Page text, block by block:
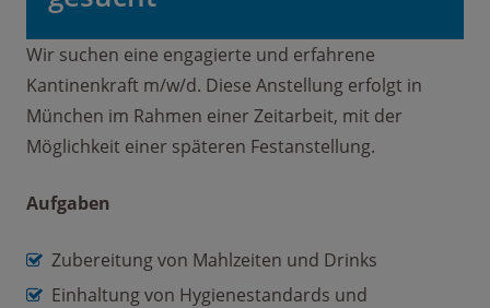
Wir suchen eine engagierte und erfahrene
Kantinenkraft m/w/d. Diese Anstellung erfolgt in
München im Rahmen einer Zeitarbeit, mit der
Möglichkeit einer späteren Festanstellung.
Aufgaben
Zubereitung von Mahlzeiten und Drinks
Einhaltung von Hygienestandards und